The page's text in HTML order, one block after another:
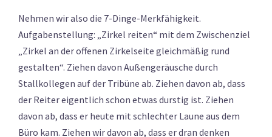
Nehmen wir also die 7-Dinge-Merkfähigkeit.
Aufgabenstellung: „Zirkel reiten“ mit dem Zwischenziel
„Zirkel an der offenen Zirkelseite gleichmäßig rund
gestalten“. Ziehen davon Außengeräusche durch
Stallkollegen auf der Tribüne ab. Ziehen davon ab, dass
der Reiter eigentlich schon etwas durstig ist. Ziehen
davon ab, dass er heute mit schlechter Laune aus dem
Büro kam. Ziehen wir davon ab, dass er dran denken